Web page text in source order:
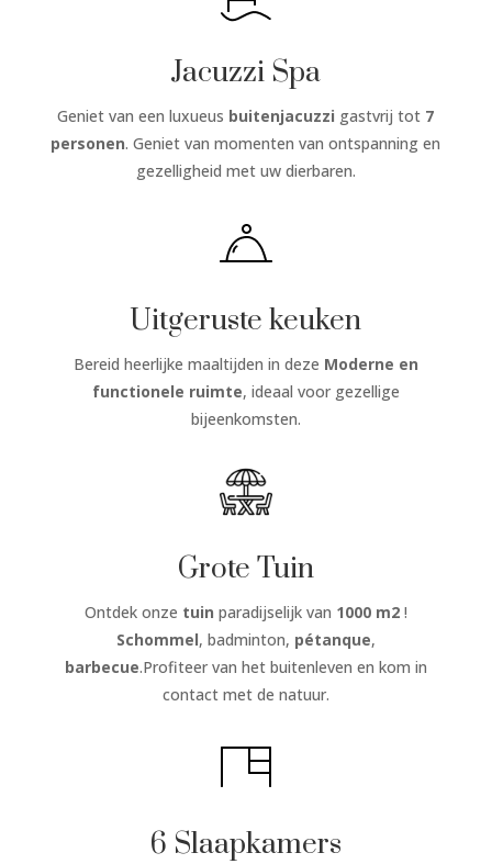
Jacuzzi Spa
Geniet van een luxueus buitenjacuzzi gastvrij tot 7
personen. Geniet van momenten van ontspanning en
gezelligheid met uw dierbaren.
Uitgeruste keuken
Bereid heerlijke maaltijden in deze Moderne en
functionele ruimte, ideaal voor gezellige
bijeenkomsten.
Grote Tuin
Ontdek onze tuin paradijselijk van 1000 m2!
Schommel, badminton, pétanque,
barbecue.Profiteer van het buitenleven en kom in
contact met de natuur.
6 Slaapkamers